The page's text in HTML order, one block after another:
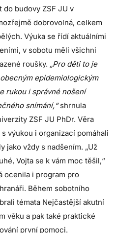
do budovy ZSF JU v
dobrovolná, celkem
Výuka se řídí aktuálními
v sobotu měli všichni
roušky. „Pro děti to je
epidemiologickým
rukou i správné nošení
snímání,“shrnula
ZSF JU PhDr. Věra
výukou i organizací pomáhali
jako vždy s nadšením. „Už
Vojta se k vám moc těšil,“
ocenila i program pro
Během sobotního
témata Nejčastější akutní
věku a pak také praktické
první pomoci.